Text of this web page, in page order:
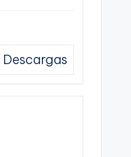
Descargas